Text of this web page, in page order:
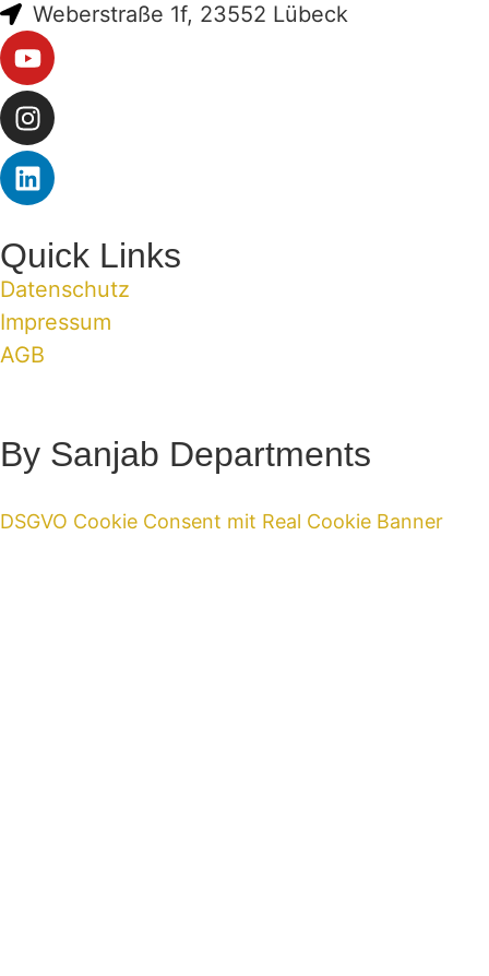
Weberstraße 1f, 23552 Lübeck
Quick Links
Datenschutz
Impressum
AGB
By Sanjab Departments
DSGVO Cookie Consent mit Real Cookie Banner